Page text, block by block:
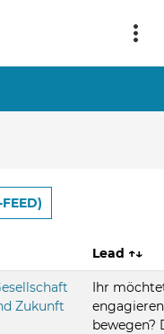
Lead ↑↓
Zukunft
Ihr
bewegen?